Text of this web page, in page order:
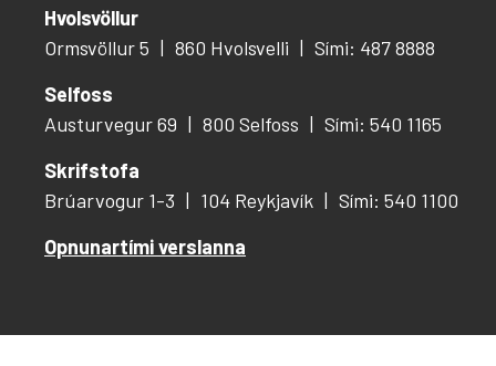
Hvolsvöllur
Ormsvöllur 5
860 Hvolsvelli
Sími: 487 8888
Selfoss
Austurvegur 69
800 Selfoss
Sími: 540 1165
Skrifstofa
Brúarvogur 1-3
104 Reykjavík
Sími: 540 1100
Opnunartími verslanna